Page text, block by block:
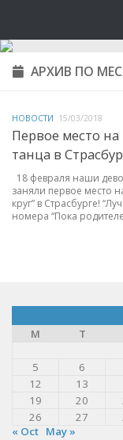
АРХИВ ПО
НОВОСТИ 15/03/2018
Первое место
танца в
18 февраля наши
заняли первое место
круг” в Страсбурге!
номера “Пока
M
T
5
6
12
13
19
20
26
27
« Oct May »